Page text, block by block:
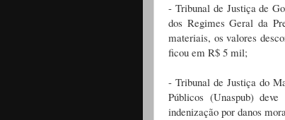
- Tribunal de Justiça de
dos Regimes Geral da
materiais, os valores
ficou em R$ 5 mil;
- Tribunal de Justiça do
Públicos (Unaspub)
indenização por danos